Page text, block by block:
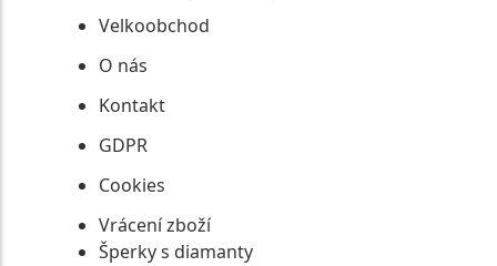
Velkoobchod
O nás
Kontakt
GDPR
Cookies
Vrácení zboží
Šperky s diamanty